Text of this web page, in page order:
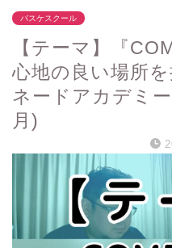
バスケスクール
【テーマ】『
心地の良い場所
ネードアカデミ
月)